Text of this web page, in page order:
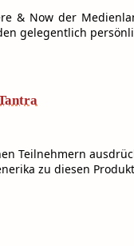
& Now der
gelegentlich
Teilnehmern
zu diesen